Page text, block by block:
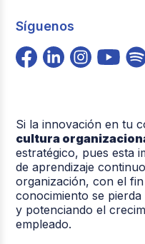
Síguenos
Si la innovación en tu
cultura
estratégico, pues esta
de aprendizaje
organización, con el
conocimiento se
y potenciando el
empleado.